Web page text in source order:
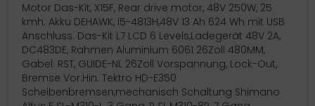
Motor Das-Kit, X15F, Rear drive motor, 48V 250W, 25
kmh. Akku DEHAWK, i5-4813H,48V 13 Ah 624 Wh mit USB
Anschluss. Das-Kit L7 LCD 6 Levels,Ladegerät 48V 2A,
DC483DE, Rahmen Aluminium 6061 26Zoll 480MM,
Gabel: RST, GUIDE-NL 26Zoll Vorspannung, Lock-Out,
Bremse Vor.Hin. Tektro HD-E350
Scheibenbremsen,mechanisch Schaltung Shimano